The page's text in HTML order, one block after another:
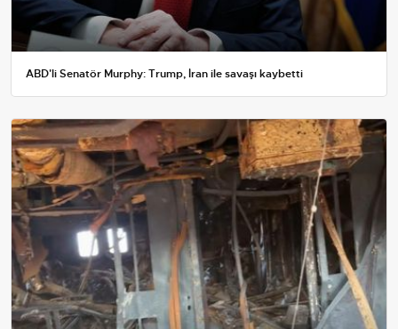
ABD'li Senatör Murphy: Trump, İran ile savaşı kaybetti